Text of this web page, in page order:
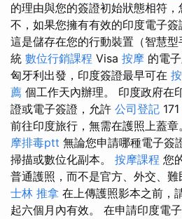
的理由與您的簽證初始狀態相符，
不，如果您擁有有效的印度電子簽
這是儲存在您的行動裝置（智慧
統 數位行銷課程 Visa 按摩 的電
匈牙利出發，印度簽證最早可在
薦 個工作天內辦理。 印度政府在
證或電子簽證，允許 公司登記 171
前往印度旅行，無需在護照上蓋章
摩排毒ptt 無論您申請哪種電子簽
掃描或數位化副本。 按摩課程 您
普通護照，而不是官方、外交、難
士林 推拿 在上傳護照影本之前，
起六個月內有效。 在申請印度電